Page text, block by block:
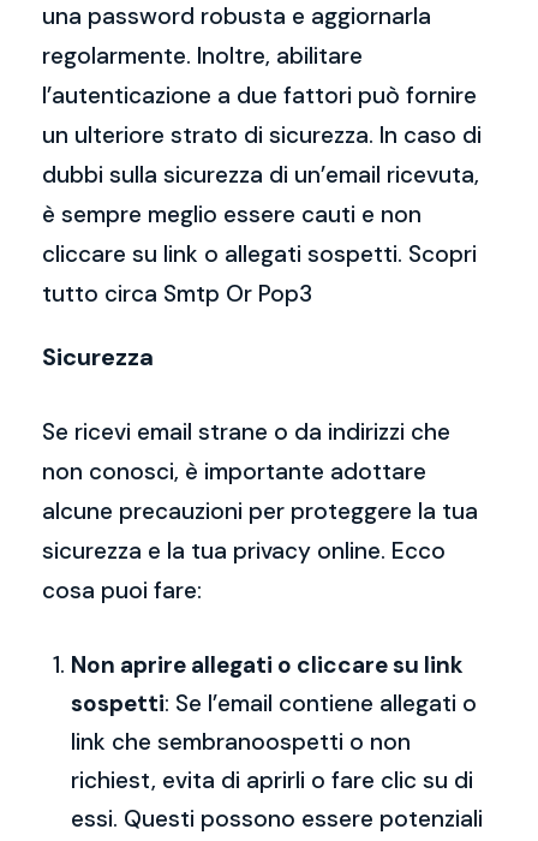
una password robusta e aggiornarla
regolarmente. Inoltre, abilitare
l’autenticazione a due fattori può fornire
un ulteriore strato di sicurezza. In caso di
dubbi sulla sicurezza di un’email ricevuta,
è sempre meglio essere cauti e non
cliccare su link o allegati sospetti. Scopri
tutto circa Smtp Or Pop3
Sicurezza
Se ricevi email strane o da indirizzi che
non conosci, è importante adottare
alcune precauzioni per proteggere la tua
sicurezza e la tua privacy online. Ecco
cosa puoi fare:
Non aprire allegati o cliccare su link
sospetti: Se l’email contiene allegati o
link che sembranoospetti o non
richiest, evita di aprirli o fare clic su di
essi. Questi possono essere potenziali